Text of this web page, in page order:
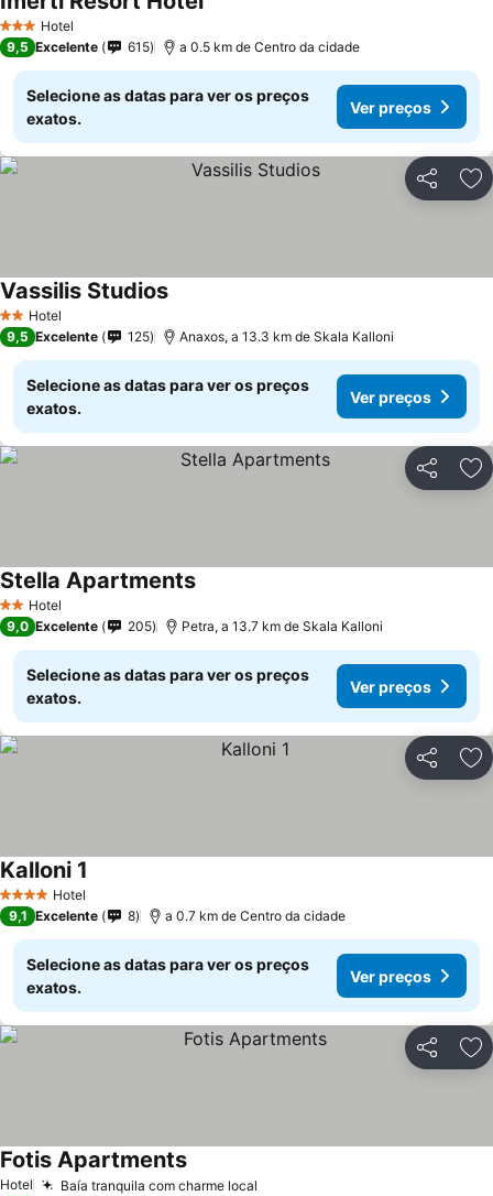
3 EstrelasHotel
9,5 Excelente 615 a 0.5 km de Centro da cidade
Selecione as datas para ver os preços
exatos.
Ver preços
Partilhar
2 Estrelas
Hotel
Vassilis Studios
9,5 Excelente 125 Anaxos, a 13.3 km de Skala Kalloni
Selecione as datas para ver os preços
exatos.
Ver preços
Partilhar
2 Estrelas
Hotel
Stella Apartments
9,0 Excelente 205 Petra, a 13.7 km de Skala Kalloni
Selecione as datas para ver os preços
exatos.
Ver preços
Partilhar
4 EstrelasHotel
Kalloni 1
9,1 Excelente 8 a 0.7 km de Centro da cidade
Selecione as datas para ver os preços
exatos.
Ver preços
Partilhar
Hotel Baía tranquila com charme local
Fotis Apartments